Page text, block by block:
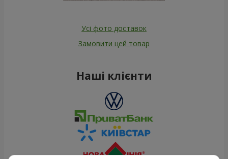
Усі фото доставок
Замовити цей товар
Наші клієнти